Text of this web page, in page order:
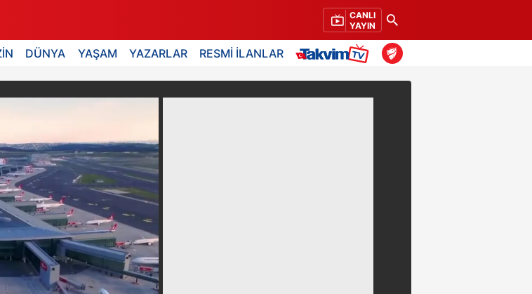
CANLI
YAYIN
DÜNYA YAŞAM YAZARLAR RESMİ İLANLAR